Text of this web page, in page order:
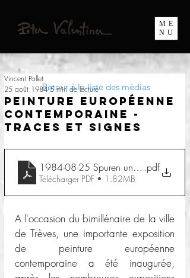
ME
NU
Peinture européenne
contemporaine -
Traces et signes
Vincent Pollet
25 août 1984 5 min de lecture
1984-08-25 Spuren und Zeichen
.pdf
Télécharger PDF • 1.82MB
A l'occasion du bimillénaire de la ville
de Trèves, une importante exposition
de peinture européenne
contemporaine a été inaugurée,
Retour à la liste des médias